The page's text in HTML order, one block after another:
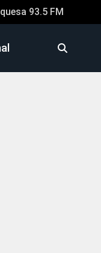
93.5 FM